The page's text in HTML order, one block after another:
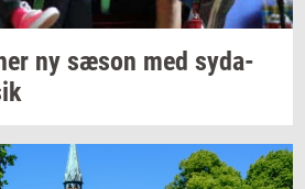
ny sæson med sy­da­